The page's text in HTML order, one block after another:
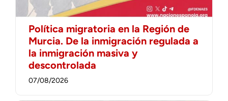
Política migratoria en la Región de
Murcia. De la inmigración regulada a
la inmigración masiva y
descontrolada
07/08/2026